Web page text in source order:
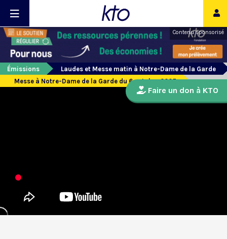
Contenu sponsorisé
Émissions
Laudes et Messe matin à Notre-Dame de la Garde
Messe à Notre-Dame de la Garde du 6 octobre 2025
Faire un don à KTO